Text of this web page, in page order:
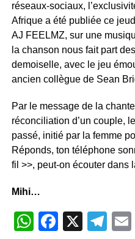
réseaux-sociaux,
Afrique a été publiée ce
AJ FEELMZ, sur une
la chanson nous fait part
demoiselle, avec le jeu
ancien collègue de Sean
Par le message de la
réconciliation d’un couple,
passé, initié par la femme
Réponds, ton téléphone
fil >>, peut-on écouter dans
Mihi…
WhatsApp
X